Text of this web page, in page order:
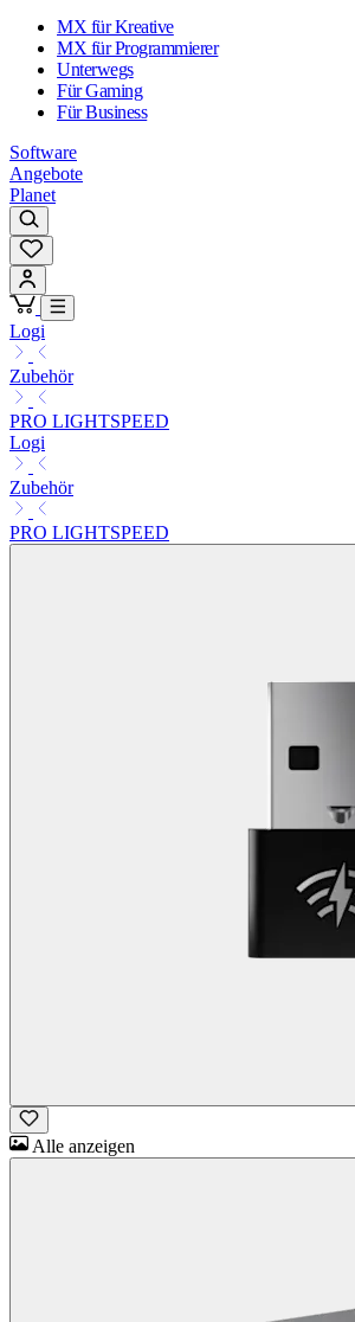
MX für Kreative
MX für Programmierer
Unterwegs
Für Gaming
Für Business
Software
Angebote
Planet
Logi
Zubehör
PRO LIGHTSPEED
Logi
Zubehör
PRO LIGHTSPEED
Alle anzeigen